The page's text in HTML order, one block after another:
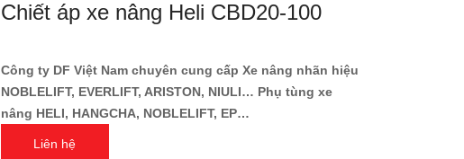
Chiết áp xe nâng Heli CBD20-100
Công ty DF Việt Nam chuyên cung cấp Xe nâng nhãn hiệu
NOBLELIFT, EVERLIFT, ARISTON, NIULI… Phụ tùng xe
nâng HELI, HANGCHA, NOBLELIFT, EP…
Liên hệ